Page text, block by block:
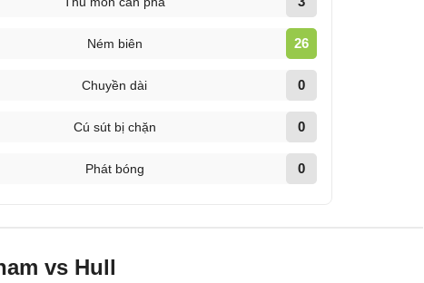
Ném biên 26
Chuyền dài 0
Cú sút bị chặn 0
Phát bóng 0
vs Hull